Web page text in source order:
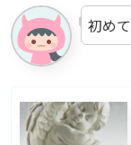
初め